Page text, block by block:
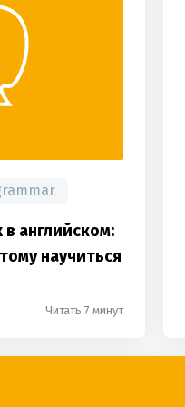
английском:
научиться
Читать 7 минут